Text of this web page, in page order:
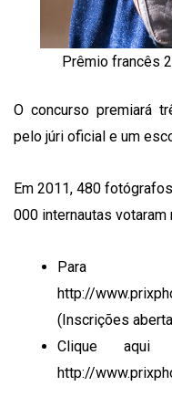
Prêmio francês
O concurso premiará
pelo júri oficial e um
Em 2011, 480
000 internautas
Para
http://
(Inscrições
Clique aqui
http://